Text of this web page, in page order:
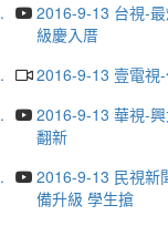
2016-9-13 台視-
級慶入厝
2016-9-13 壹電視
2016-9-13 華視-
翻新
2016-9-13 民視新
備升級 學生搶